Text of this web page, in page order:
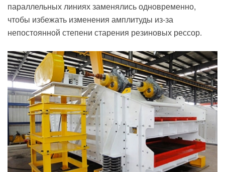
параллельных линиях заменялись одновременно,
чтобы избежать изменения амплитуды из-за
непостоянной степени старения резиновых рессор.